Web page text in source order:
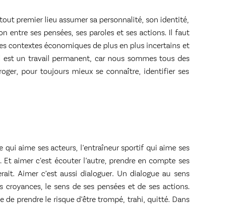
premier lieu assumer sa personnalité, son identité,
entre ses pensées, ses paroles et ses actions. Il faut
contextes économiques de plus en plus incertains et
un travail permanent, car nous sommes tous des
pour toujours mieux se connaître, identifier ses
aime ses acteurs, l’entraîneur sportif qui aime ses
aimer c’est écouter l’autre, prendre en compte ses
Aimer c’est aussi dialoguer. Un dialogue au sens
le sens de ses pensées et de ses actions.
de prendre le risque d’être trompé, trahi, quitté. Dans